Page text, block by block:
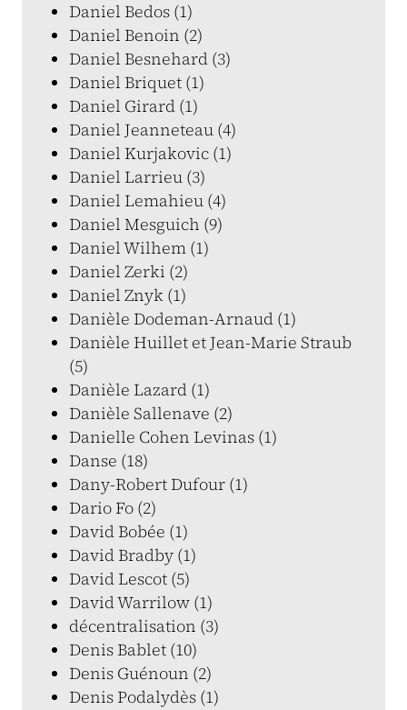
Daniel Bedos (1)
Daniel Benoin (2)
Daniel Besnehard (3)
Daniel Briquet (1)
Daniel Girard (1)
Daniel Jeanneteau (4)
Daniel Kurjakovic (1)
Daniel Larrieu (3)
Daniel Lemahieu (4)
Daniel Mesguich (9)
Daniel Wilhem (1)
Daniel Zerki (2)
Daniel Znyk (1)
Danièle Dodeman-Arnaud (1)
Danièle Huillet et Jean-Marie Straub
(5)
Danièle Lazard (1)
Danièle Sallenave (2)
Danielle Cohen Levinas (1)
Danse (18)
Dany-Robert Dufour (1)
Dario Fo (2)
David Bobée (1)
David Bradby (1)
David Lescot (5)
David Warrilow (1)
décentralisation (3)
Denis Bablet (10)
Denis Guénoun (2)
Denis Podalydès (1)